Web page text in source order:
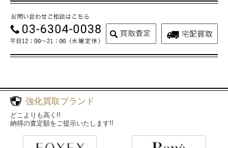
強化買取ブランド
どこよりも高く!!
納得の査定額をご提示いたします!!